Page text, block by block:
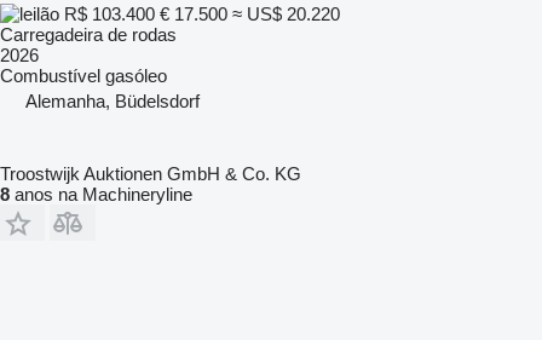
R$ 103.400 € 17.500 ≈ US$ 20.220
Carregadeira de rodas
2026
Combustível gasóleo
Alemanha, Büdelsdorf
Troostwijk Auktionen GmbH & Co. KG
8 anos na Machineryline